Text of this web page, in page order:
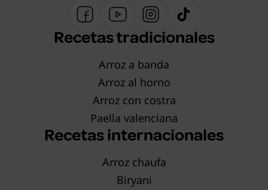
Recetas tradicionales
Arroz a banda
Arroz al horno
Arroz con costra
Paella valenciana
Recetas internacionales
Arroz chaufa
Biryani